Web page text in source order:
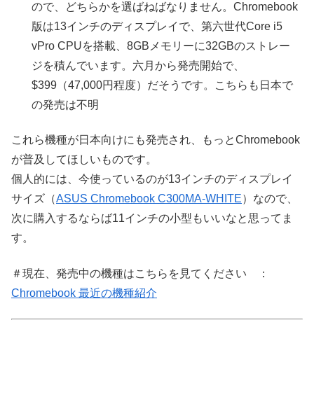
ので、どちらかを選ばねばなりません。Chromebook
版は13インチのディスプレイで、第六世代Core i5
vPro CPUを搭載、8GBメモリーに32GBのストレー
ジを積んでいます。六月から発売開始で、
$399（47,000円程度）だそうです。こちらも日本で
の発売は不明
これら機種が日本向けにも発売され、もっとChromebook
が普及してほしいものです。
個人的には、今使っているのが13インチのディスプレイ
サイズ（ASUS Chromebook C300MA-WHITE）なので、
次に購入するならば11インチの小型もいいなと思ってま
す。
＃現在、発売中の機種はこちらを見てください ：
Chromebook 最近の機種紹介